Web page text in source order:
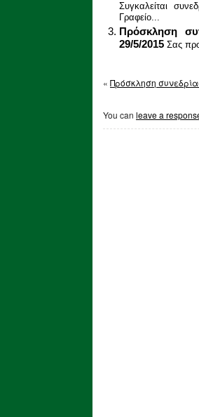
Συγκαλείται
Γραφείο...
Πρόσκληση
29/5/2015 Σας
« Πρόσκληση
You can leave a